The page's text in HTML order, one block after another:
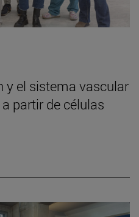
y el sistema vascular
partir de células